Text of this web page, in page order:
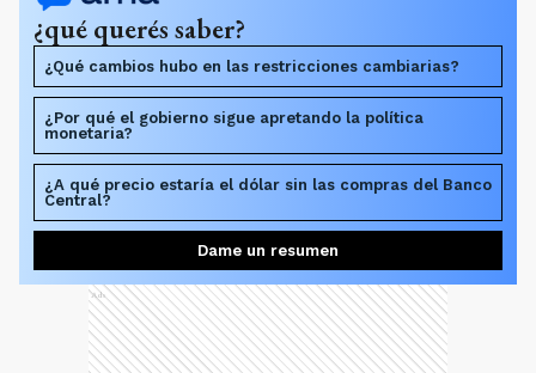
¿qué querés saber?
¿Qué cambios hubo en las restricciones cambiarias?
¿Por qué el gobierno sigue apretando la política
monetaria?
¿A qué precio estaría el dólar sin las compras del Banco
Central?
Dame un resumen
Ads